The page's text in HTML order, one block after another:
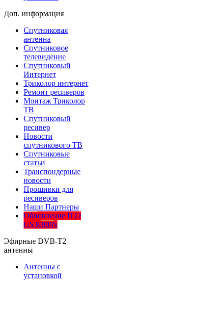
Доп. информация
Спутниковая
антенна
Спутниковое
телевидение
Спутниковый
Интернет
Триколор интернет
Ремонт ресиверов
Монтаж Триколор
ТВ
Спутниковый
ресивер
Новости
спутникового ТВ
Спутниковые
статьи
Транспондерные
новости
Прошивки для
ресиверов
Наши Партнеры
Обновление П.О
GS 8300N
Эфирные DVB-T2
антенны
Антенны с
установкой